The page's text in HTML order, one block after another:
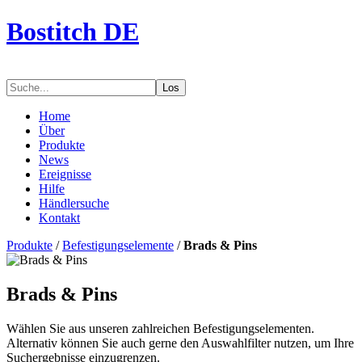
Bostitch DE
Los
Home
Über
Produkte
News
Ereignisse
Hilfe
Händlersuche
Kontakt
Produkte /Befestigungselemente /Brads & Pins
Brads & Pins
Wählen Sie aus unseren zahlreichen Befestigungselementen.
Alternativ können Sie auch gerne den Auswahlfilter nutzen, um Ihre
Suchergebnisse einzugrenzen.